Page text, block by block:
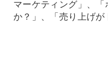
マーケティング」、
か？」、「売り上げが